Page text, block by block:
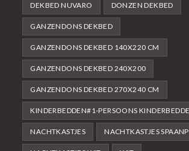
DEKBED NUVARO DONZEN DEKBED
GANZENDONS DEKBED
GANZENDONS DEKBED 140X220 CM
GANZENDONS DEKBED 240X200
GANZENDONS DEKBED 270X240 CM
KINDERBEDDEN#1-PERSOONS
NACHTKASTJES NACHTKASTJES